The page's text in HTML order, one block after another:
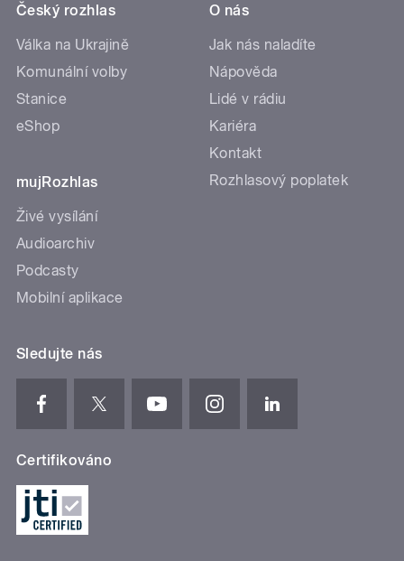
Český rozhlas
Válka na Ukrajině
Komunální volby
Stanice
eShop
mujRozhlas
Živé vysílání
Audioarchiv
Podcasty
Mobilní aplikace
O nás
Jak nás naladíte
Nápověda
Lidé v rádiu
Kariéra
Kontakt
Rozhlasový poplatek
Sledujte nás
Certifikováno